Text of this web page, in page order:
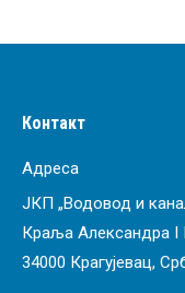
Контакт
Адреса
ЈКП „Водовод и
Краља Александра I
34000 Крагујевац,